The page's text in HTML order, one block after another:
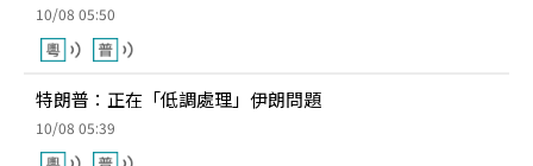
10/08 05:50
特朗普：正在「低調處理」伊朗問題
10/08 05:39